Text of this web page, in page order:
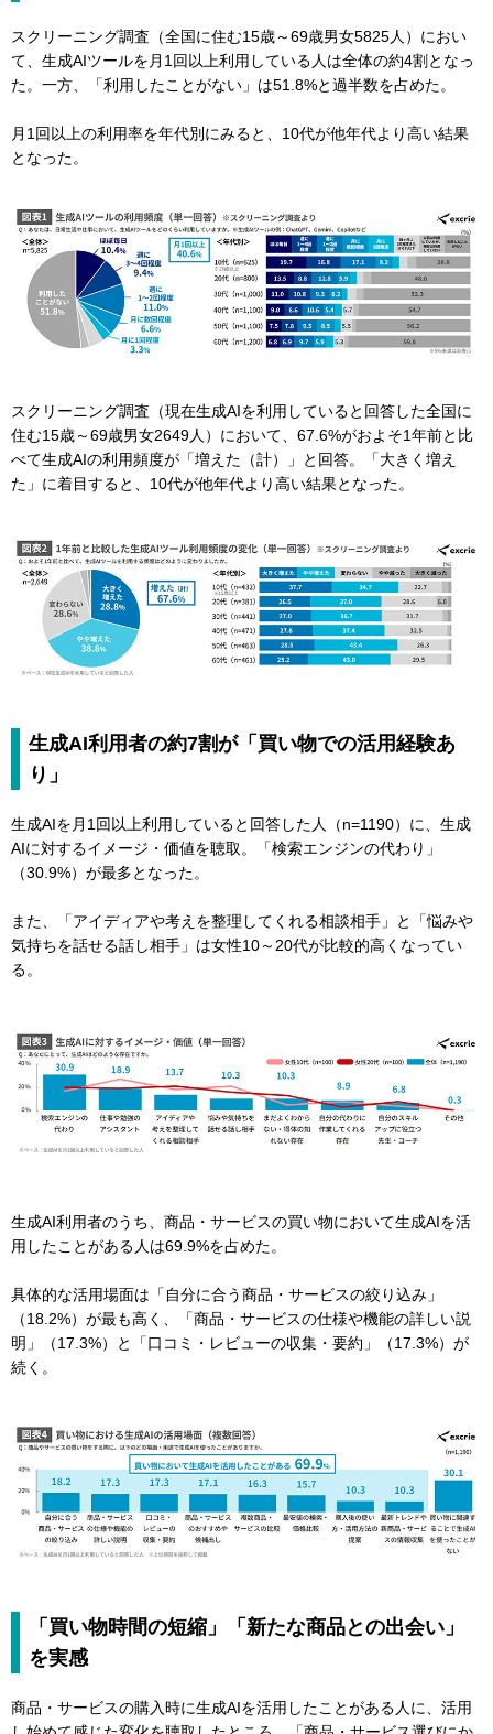
スクリーニング調査（全国に住む15歳～69歳男女5825人）におい
て、生成AIツールを月1回以上利用している人は全体の約4割となっ
た。一方、「利用したことがない」は51.8%と過半数を占めた。
月1回以上の利用率を年代別にみると、10代が他年代より高い結果
となった。
スクリーニング調査（現在生成AIを利用していると回答した全国に
住む15歳～69歳男女2649人）において、67.6%がおよそ1年前と比
べて生成AIの利用頻度が「増えた（計）」と回答。「大きく増え
た」に着目すると、10代が他年代より高い結果となった。
生成AI利用者の約7割が「買い物での活用経験あ
り」
生成AIを月1回以上利用していると回答した人（n=1190）に、生成
AIに対するイメージ・価値を聴取。「検索エンジンの代わり」
（30.9%）が最多となった。
また、「アイディアや考えを整理してくれる相談相手」と「悩みや
気持ちを話せる話し相手」は女性10～20代が比較的高くなってい
る。
生成AI利用者のうち、商品・サービスの買い物において生成AIを活
用したことがある人は69.9%を占めた。
具体的な活用場面は「自分に合う商品・サービスの絞り込み」
（18.2%）が最も高く、「商品・サービスの仕様や機能の詳しい説
明」（17.3%）と「口コミ・レビューの収集・要約」（17.3%）が
続く。
「買い物時間の短縮」「新たな商品との出会い」
を実感
商品・サービスの購入時に生成AIを活用したことがある人に、活用